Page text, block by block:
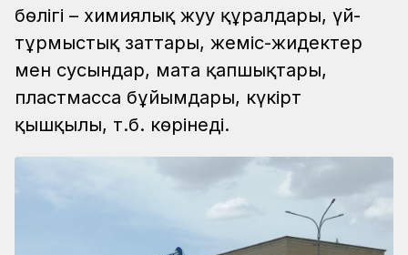
бөлігі – химиялық жуу құралдары, үй-
тұрмыстық заттары, жеміс-жидектер
мен сусындар, мата қапшықтары,
пластмасса бұйымдары, күкірт
қышқылы, т.б. көрінеді.